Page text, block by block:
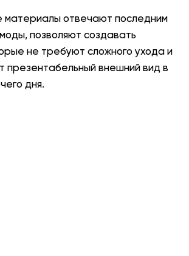
материалы отвечают последним
позволяют создавать
не требуют сложного ухода и
презентабельный внешний вид в
дня.